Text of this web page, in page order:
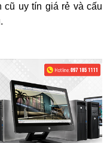
cũ uy tín giá rẻ và cấu